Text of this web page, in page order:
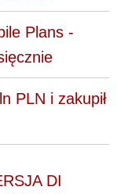
Plans -
PLN i zakupił
DI